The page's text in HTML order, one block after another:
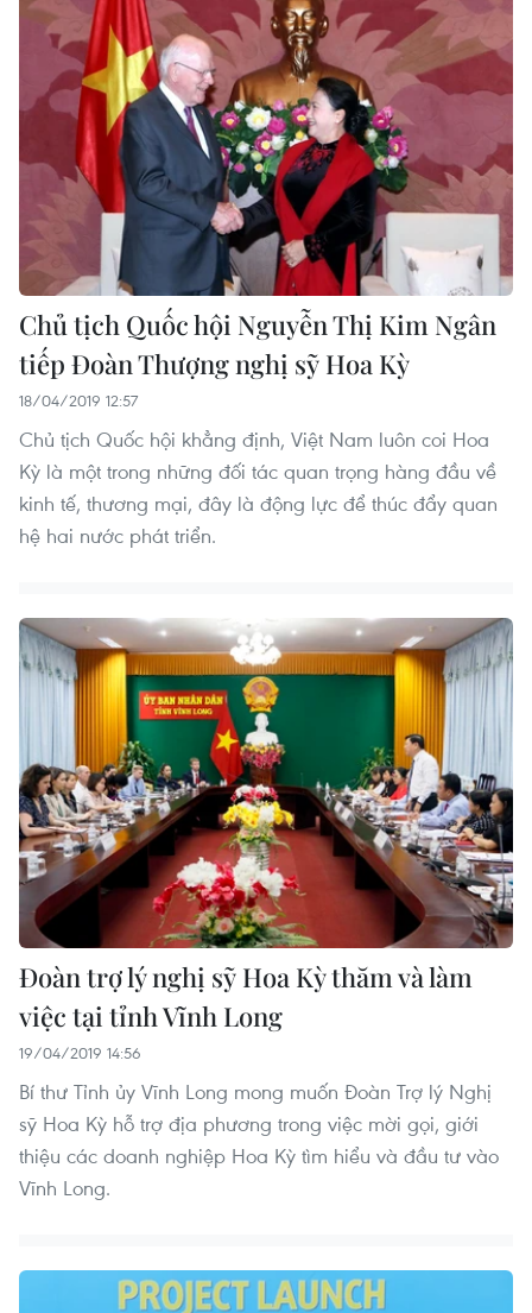
Chủ tịch Quốc hội Nguyễn Thị Kim Ngân
tiếp Đoàn Thượng nghị sỹ Hoa Kỳ
18/04/2019 12:57
Chủ tịch Quốc hội khẳng định, Việt Nam luôn coi Hoa
Kỳ là một trong những đối tác quan trọng hàng đầu về
kinh tế, thương mại, đây là động lực để thúc đẩy quan
hệ hai nước phát triển.
Đoàn trợ lý nghị sỹ Hoa Kỳ thăm và làm
việc tại tỉnh Vĩnh Long
19/04/2019 14:56
Bí thư Tỉnh ủy Vĩnh Long mong muốn Đoàn Trợ lý Nghị
sỹ Hoa Kỳ hỗ trợ địa phương trong việc mời gọi, giới
thiệu các doanh nghiệp Hoa Kỳ tìm hiểu và đầu tư vào
Vĩnh Long.